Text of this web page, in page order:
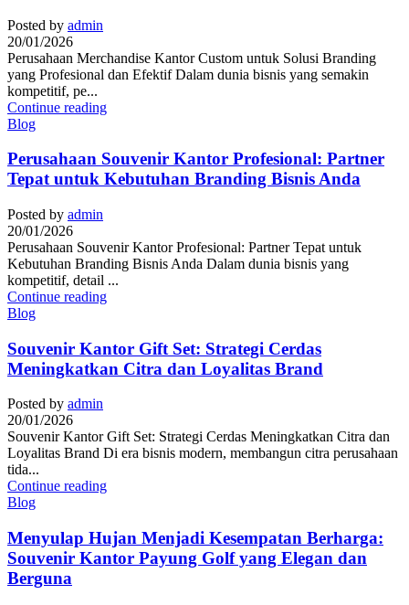
Posted by admin
20/01/2026
Perusahaan Merchandise Kantor Custom untuk Solusi Branding
yang Profesional dan Efektif Dalam dunia bisnis yang semakin
kompetitif, pe...
Continue reading
Blog
Perusahaan Souvenir Kantor Profesional: Partner
Tepat untuk Kebutuhan Branding Bisnis Anda
Posted by admin
20/01/2026
Perusahaan Souvenir Kantor Profesional: Partner Tepat untuk
Kebutuhan Branding Bisnis Anda Dalam dunia bisnis yang
kompetitif, detail ...
Continue reading
Blog
Souvenir Kantor Gift Set: Strategi Cerdas
Meningkatkan Citra dan Loyalitas Brand
Posted by admin
20/01/2026
Souvenir Kantor Gift Set: Strategi Cerdas Meningkatkan Citra dan
Loyalitas Brand Di era bisnis modern, membangun citra perusahaan
tida...
Continue reading
Blog
Menyulap Hujan Menjadi Kesempatan Berharga:
Souvenir Kantor Payung Golf yang Elegan dan
Berguna